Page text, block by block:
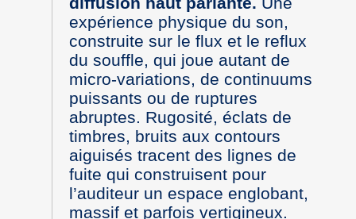
expérience physique du son,
construite sur le flux et le reflux
du souffle, qui joue autant de
micro-variations, de continuums
puissants ou de ruptures
abruptes. Rugosité, éclats de
timbres, bruits aux contours
aiguisés tracent des lignes de
fuite qui construisent pour
l’auditeur un espace englobant,
massif et parfois vertigineux.